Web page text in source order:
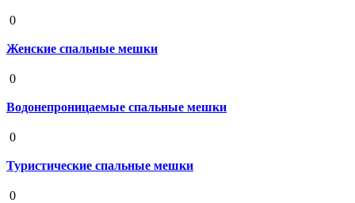
0
Женские спальные мешки
0
Водонепроницаемые спальные мешки
0
Туристические спальные мешки
0